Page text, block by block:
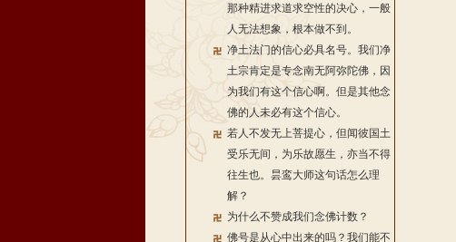
那种精进求道求空性的决心，一般
人无法想象，根本做不到。
净土法门的信心必具名号。我们净
土宗肯定是专念南无阿弥陀佛，因
为我们有这个信心啊。但是其他念
佛的人未必有这个信心。
若人不发无上菩提心，但闻彼国土
受乐无间，为乐故愿生，亦当不得
往生也。昙鸾大师这句话怎么理
解？
为什么不赞成我们念佛计数？
佛号是从心中出来的吗？我们能不